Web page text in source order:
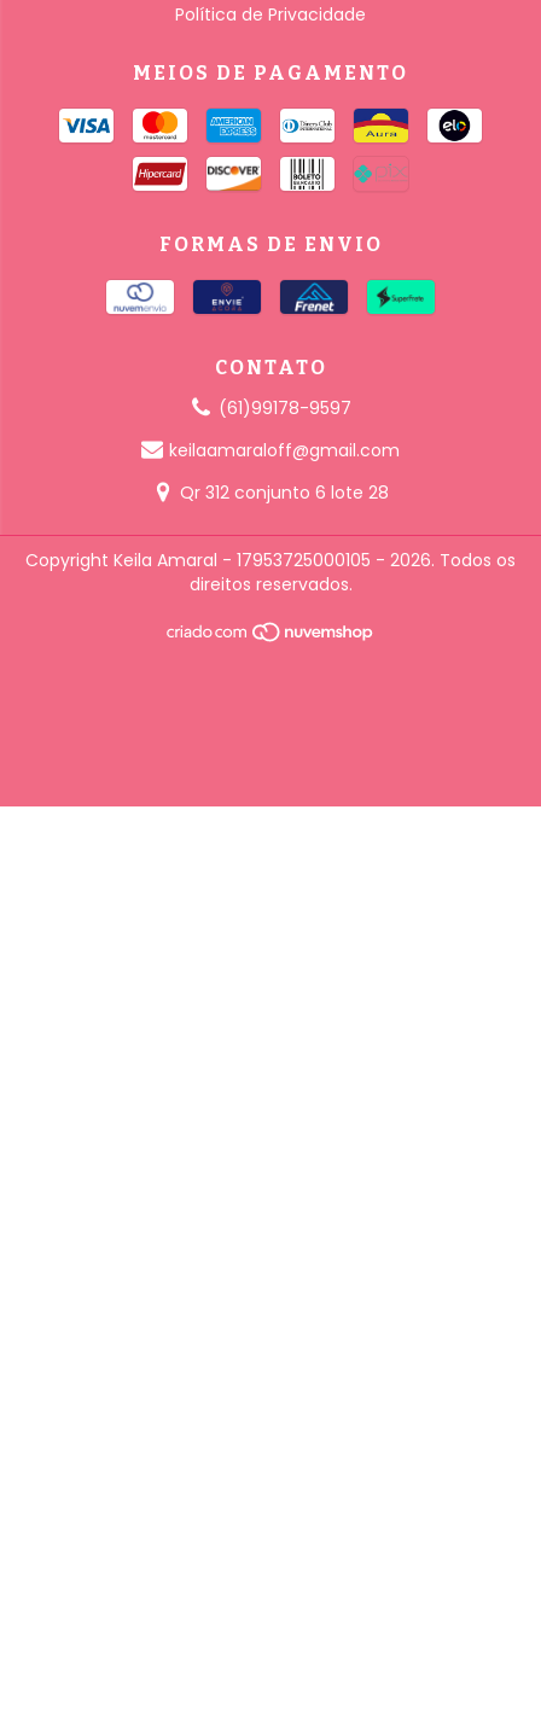
Política de Privacidade
MEIOS DE PAGAMENTO
FORMAS DE ENVIO
CONTATO
(61)99178-9597
keilaamaraloff@gmail.com
Qr 312 conjunto 6 lote 28
Copyright Keila Amaral - 17953725000105 - 2026. Todos os
direitos reservados.